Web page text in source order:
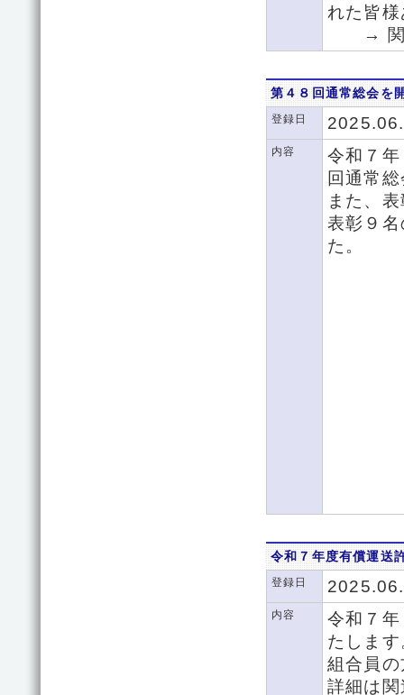
れた皆
→ 関
第４８回通常総会を
登録日
内容
令和７
回通常
また、
表彰９
た。
令和７年度有償運送
登録日
内容
令和７
たします
組合員
詳細は